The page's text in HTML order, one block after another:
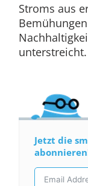
Stroms aus
unterstreicht.
Jetzt die